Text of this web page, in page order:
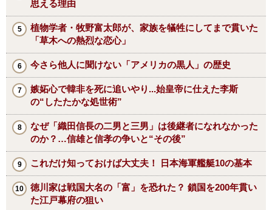
思える理由
植物学者・牧野富太郎が、家族を犠牲にしてまで貫いた
「草木への熱烈な恋心」
今さら他人に聞けない「アメリカの黒人」の歴史
嫉妬心で韓非を死に追いやり...始皇帝に仕えた李斯
の“したたかな処世術”
なぜ「織田信長の二男と三男」は後継者になれなかった
のか？…信雄と信孝の争いと“その後”
これだけ知っておけば大丈夫！ 日本海軍艦艇10の基本
徳川家は戦国大名の「富」を恐れた？ 鎖国を200年貫い
た江戸幕府の狙い